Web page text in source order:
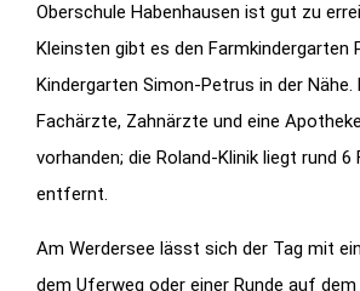
Oberschule Habenhausen ist gut zu
Kleinsten gibt es den Farmkindergarten
Kindergarten Simon-Petrus in der Nähe.
Fachärzte, Zahnärzte und eine
vorhanden; die Roland-Klinik liegt rund 6
entfernt.
Am Werdersee lässt sich der Tag mit
dem Uferweg oder einer Runde auf